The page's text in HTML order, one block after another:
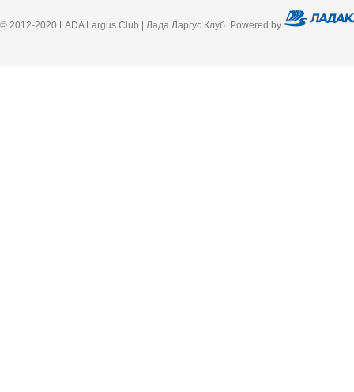
© 2012-2020 LADA Largus Club | Лада Ларгус Клуб. Powered by